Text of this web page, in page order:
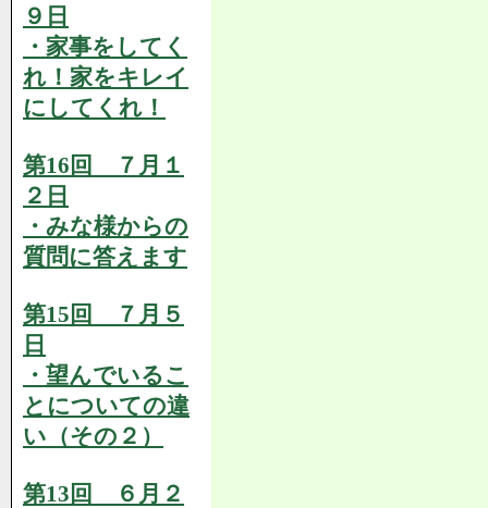
９日
・家事をしてく
れ！家をキレイ
にしてくれ！
第16回 ７月１
２日
・みな様からの
質問に答えます
第15回 ７月５
日
・望んでいるこ
とについての違
い（その２）
第13回 ６月２